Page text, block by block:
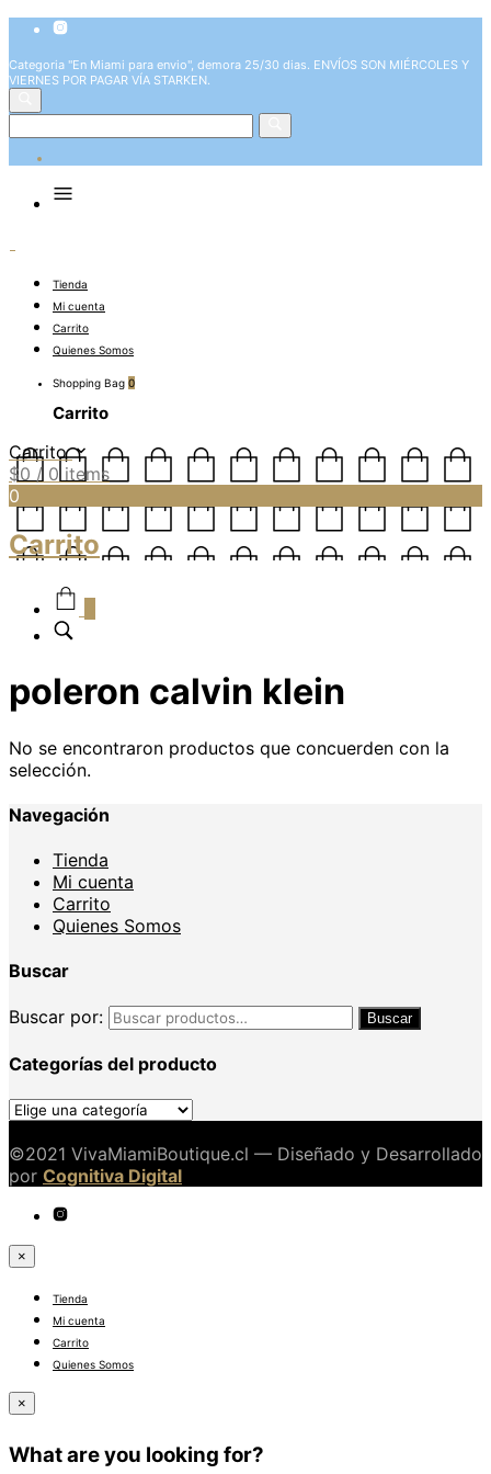
Categoria "En Miami para envio", demora 25/30 dias. ENVÍOS SON MIÉRCOLES Y
VIERNES POR PAGAR VÍA STARKEN.
Tienda
Mi cuenta
Carrito
Quienes Somos
Shopping Bag 0
Carrito
Carrito
$0 / 0 items
0
Carrito
poleron calvin klein
No se encontraron productos que concuerden con la
selección.
Navegación
Tienda
Mi cuenta
Carrito
Quienes Somos
Buscar
Buscar por: Buscar
Categorías del producto
©2021 VivaMiamiBoutique.cl — Diseñado y Desarrollado
por Cognitiva Digital
×
Tienda
Mi cuenta
Carrito
Quienes Somos
×
What are you looking for?